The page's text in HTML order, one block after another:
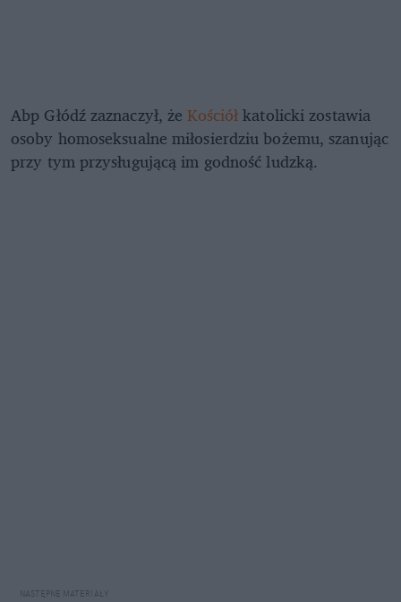
Abp Głódź zaznaczył, żeKościółkatolicki zostawia
osoby homoseksualne miłosierdziu bożemu, szanując
przy tym przysługującą im godność ludzką.